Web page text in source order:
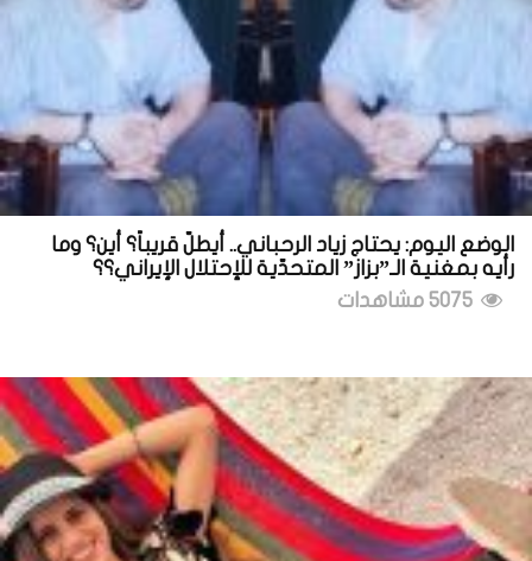
الوضع اليوم: يحتاج زياد الرحباني.. أيطلّ قريباً؟ أين؟ وما
رأيه بمغنية الـ”بزاز” المتحدّية للإحتلال الإيراني؟؟